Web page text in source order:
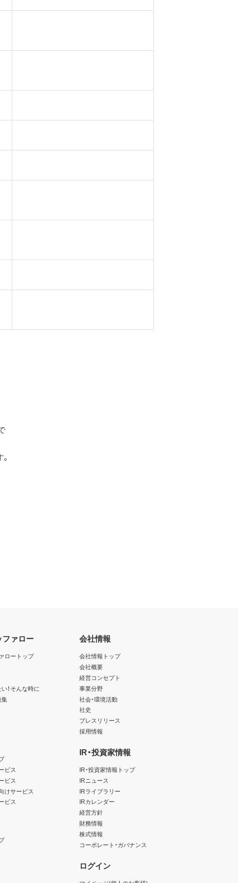
ァロー
ロートップ
！そんな時に
集
ビス
ビス
けサービス
ビス
会社情報
会社情報トップ
会社概要
経営コンセプト
事業分野
社会・環境活動
社史
プレスリリース
採用情報
IR・投資家情報
IR・投資家情報トップ
IRニュース
IRライブラリー
IRカレンダー
経営方針
財務情報
株式情報
コーポレート・ガバナンス
ログイン